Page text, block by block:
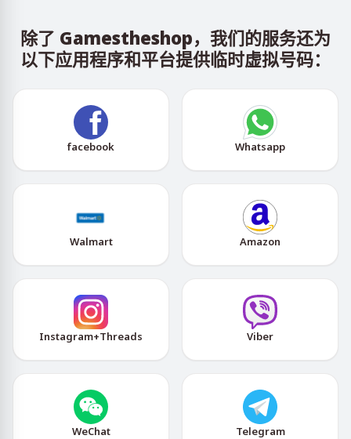
除了 Gamestheshop，我们的服务还为
以下应用程序和平台提供临时虚拟号码：
facebook Whatsapp
Walmart Amazon
Instagram+Threads Viber
WeChat Telegram